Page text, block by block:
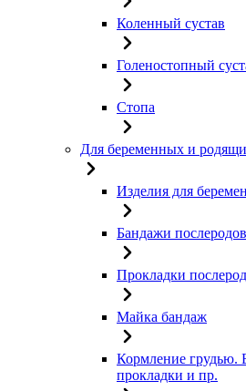
Коленный сустав
Голеностопный
Стопа
Для беременных и
Изделия для
Бандажи
Прокладки
Майка бандаж
Кормление грудью.
прокладки и пр.